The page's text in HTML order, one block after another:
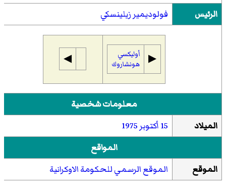
الرئيس
فولوديمير زيلينسكي
▶︎
أوليكسي
هونشاروك
◀︎
معلومات شخصية
الميلاد
15 أكتوبر
1975
المواقع
الموقع
الموقع الرسمي للحكومة الاوكرانية